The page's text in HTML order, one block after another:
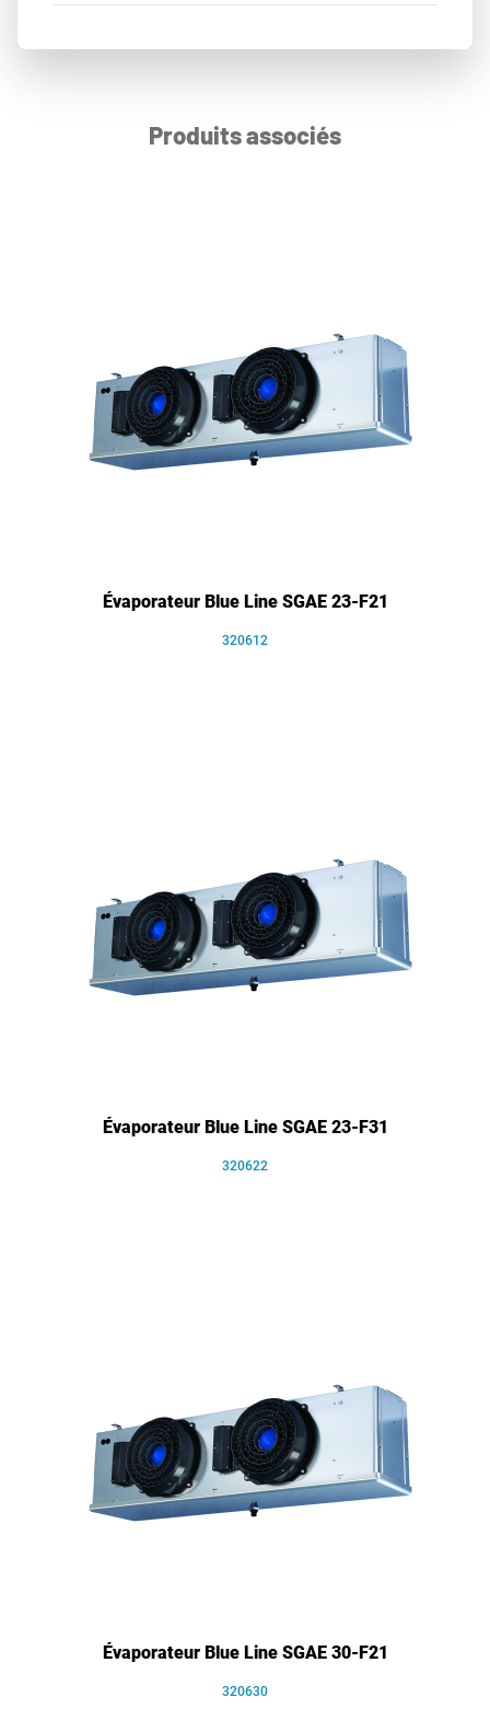
Produits associés
Évaporateur Blue Line SGAE 23-F21
320612
Évaporateur Blue Line SGAE 23-F31
320622
Évaporateur Blue Line SGAE 30-F21
320630